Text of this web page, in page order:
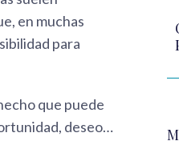
en muchas
para
que puede
deseo…